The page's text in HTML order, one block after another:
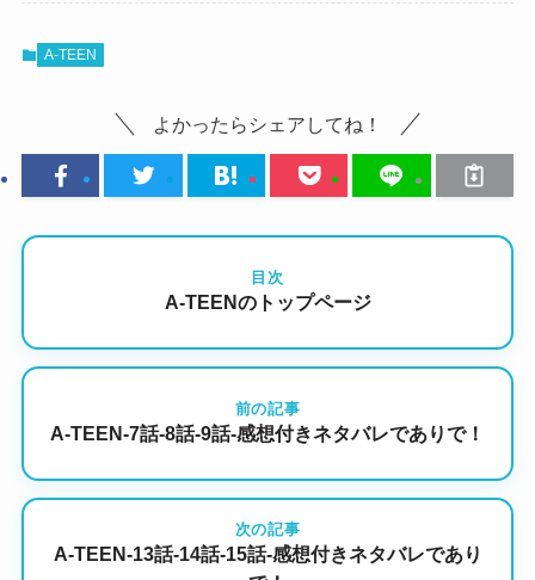
A-TEEN
よかったらシェアしてね！
目次
A-TEENのトップページ
前の記事
A-TEEN-7話-8話-9話-感想付きネタバレでありで！
次の記事
A-TEEN-13話-14話-15話-感想付きネタバレであり